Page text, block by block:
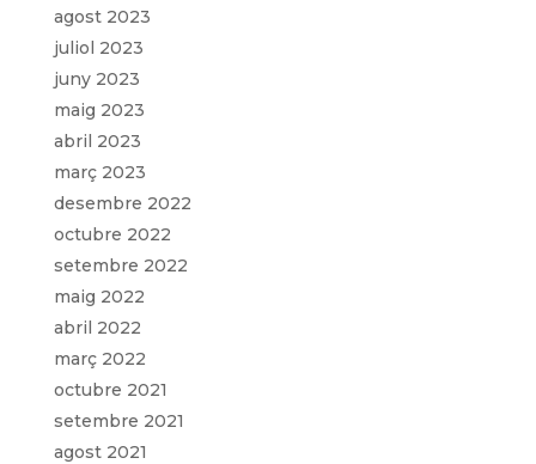
agost 2023
juliol 2023
juny 2023
maig 2023
abril 2023
març 2023
desembre 2022
octubre 2022
setembre 2022
maig 2022
abril 2022
març 2022
octubre 2021
setembre 2021
agost 2021